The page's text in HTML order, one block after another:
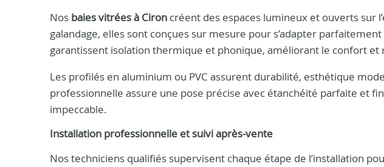
Nos baies vitrées à Ciron créent des espaces lumineux et ouverts sur
galandage, elles sont conçues sur mesure pour s’adapter
garantissent isolation thermique et phonique, améliorant le confort et
Les profilés en aluminium ou PVC assurent durabilité, esthétique
professionnelle assure une pose précise avec étanchéité parfaite et
impeccable.
Installation professionnelle et suivi après-vente
Nos techniciens qualifiés supervisent chaque étape de l’installation